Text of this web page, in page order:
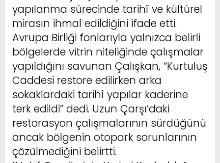
yapılanma sürecinde tarihî ve kültürel
mirasın ihmal edildiğini ifade etti.
Avrupa Birliği fonlarıyla yalnızca belirli
bölgelerde vitrin niteliğinde çalışmalar
yapıldığını savunan Çalışkan, “Kurtuluş
Caddesi restore edilirken arka
sokaklardaki tarihî yapılar kaderine
terk edildi” dedi. Uzun Çarşı’daki
restorasyon çalışmalarının sürdüğünü
ancak bölgenin otopark sorunlarının
çözülmediğini belirtti.